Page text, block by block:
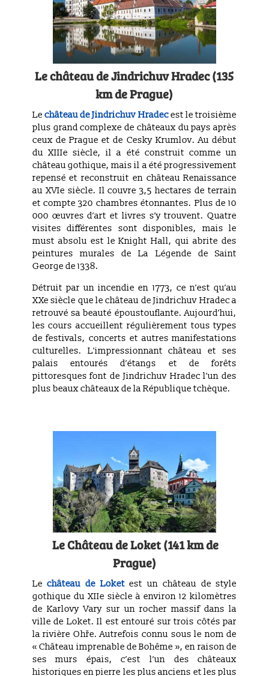
Le châteaude Jindrichuv Hradec (135
km de Prague)
Le château de Jindrichuv Hradecest le troisième
plus grand complexe de châteaux du pays après
ceux de Prague et de Cesky Krumlov. Au début
du XIIIe siècle, il a été construit comme un
château gothique, mais il a été progressivement
repensé et reconstruit en château Renaissance
au XVIe siècle. Il couvre 3,5 hectares de terrain
et compte 320 chambres étonnantes. Plus de 10
000 œuvres d’art et livres s’y trouvent. Quatre
visites différentes sont disponibles, mais le
must absolu est le Knight Hall, qui abrite des
peintures murales de La Légende de Saint
George de 1338.
Détruit par un incendie en 1773, ce n’est qu’au
XXe siècle que le château de Jindrichuv Hradec a
retrouvé sa beauté époustouflante. Aujourd’hui,
les cours accueillent régulièrement tous types
de festivals, concerts et autres manifestations
culturelles. L’impressionnant château et ses
palais entourés d’étangs et de forêts
pittoresques font de Jindrichuv Hradec l’un des
plus beaux châteaux de la République tchèque.
Le Châteaude Loket (141 km de
Prague)
Lechâteau de Loketest un château de style
gothique du XIIe siècle à environ 12 kilomètres
de Karlovy Vary sur un rocher massif dans la
ville de Loket. Il est entouré sur trois côtés par
la rivière Ohře. Autrefois connu sous le nom de
« Château imprenable de Bohême », en raison de
ses murs épais, c’est l’un des châteaux
historiques en pierre les plus anciens et les plus